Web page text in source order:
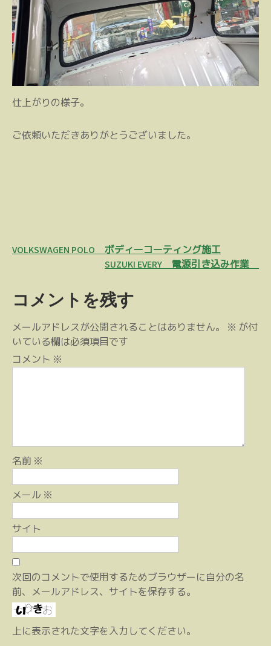
仕上がりの様子。
ご依頼いただきありがとうございました。
投
ビ
ゲ
ー
シ
VOLKSWAGEN POLO ボディーコーティング施工
SUZUKI EVERY 電源引き込み作業
コメントを残す
メールアドレスが公開されることはありません。 ※ が付
いている欄は必須項目です
コメント ※
名前 ※
メール ※
サイト
次回のコメントで使用するためブラウザーに自分の名
前、メールアドレス、サイトを保存する。
上に表示された文字を入力してください。